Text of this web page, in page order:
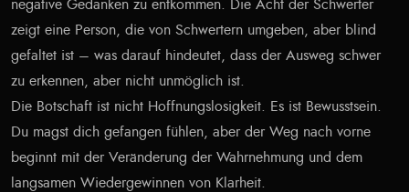
negative Gedanken zu entkommen. Die Acht der Schwerter
zeigt eine Person, die von Schwertern umgeben, aber blind
gefaltet ist – was darauf hindeutet, dass der Ausweg schwer
zu erkennen, aber nicht unmöglich ist.
Die Botschaft ist nicht Hoffnungslosigkeit. Es ist Bewusstsein.
Du magst dich gefangen fühlen, aber der Weg nach vorne
beginnt mit der Veränderung der Wahrnehmung und dem
langsamen Wiedergewinnen von Klarheit.